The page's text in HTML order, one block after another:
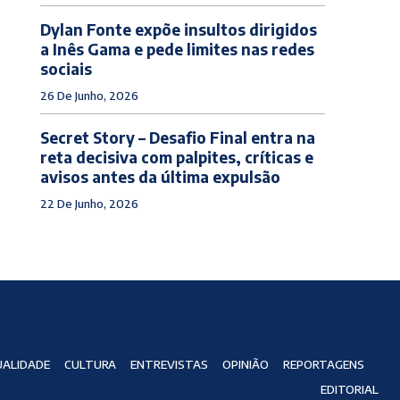
Dylan Fonte expõe insultos dirigidos
a Inês Gama e pede limites nas redes
sociais
26 De Junho, 2026
Secret Story – Desafio Final entra na
reta decisiva com palpites, críticas e
avisos antes da última expulsão
22 De Junho, 2026
CULTURA ENTREVISTAS OPINIÃO
REPORTAGENS
EDITORIAL